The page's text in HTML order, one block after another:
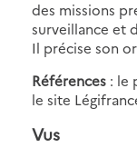
des missions
surveillance et
Il précise son
Références : le
le site
Vus